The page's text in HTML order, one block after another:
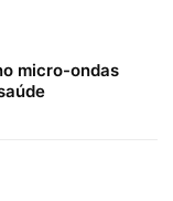
micro-ondas